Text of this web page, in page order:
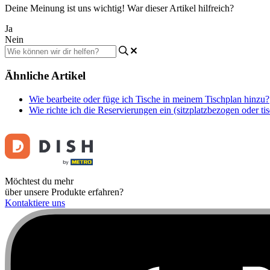
Deine Meinung ist uns wichtig! War dieser Artikel hilfreich?
Ja
Nein
Ähnliche Artikel
Wie bearbeite oder füge ich Tische in meinem Tischplan hinzu?
Wie richte ich die Reservierungen ein (sitzplatzbezogen oder
Möchtest du mehr
über unsere Produkte erfahren?
Kontaktiere uns